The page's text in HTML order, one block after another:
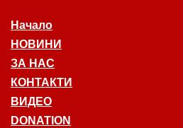
Начало
НОВИНИ
ЗА НАС
КОНТАКТИ
ВИДЕО
DONATION